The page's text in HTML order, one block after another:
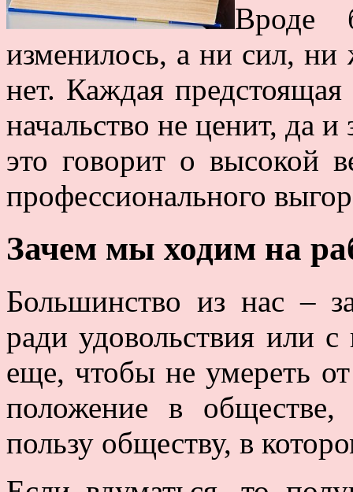
Вроде
изменилось, а ни сил, ни
нет. Каждая предстоящая
начальство не ценит, да
это говорит о высокой
профессионального
Зачем мы ходим на
Большинство из нас –
ради удовольствия или
еще, чтобы не умереть
положение в
пользу обществу, в